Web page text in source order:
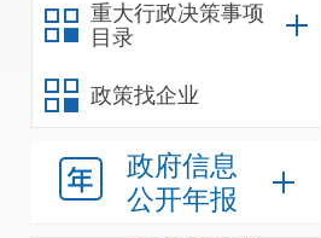
重大行政决策事项
目录
政策找企业
政府信息
公开年报